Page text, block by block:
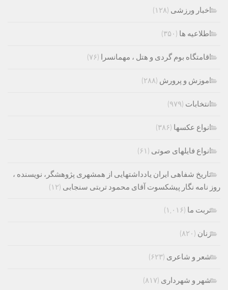
اخبار ورزشی (۱۲۸)
اطلاعیه ها (۳۵۰)
اقامتگاه بوم گردی و هتل ، مهمانسرا (۷۶)
اموزش و پرورش (۲۸۸)
انتخابات (۹۷۹)
انواع عکسها (۳۸۶)
انواع فایلهای صوتی (۶۱)
تاریخ شفاهی ایران یادداشتهایی از همشهری پژوهشگر، نویسنده ،
روز نامه نگار پیشکسوت آقای محمود تربتی سنجابی (۱۲)
تربت ما (۱,۰۱۶)
زنان (۸۲۰)
شعر و شاعری (۶۲۳)
شهر و شهرداری (۸۱۷)